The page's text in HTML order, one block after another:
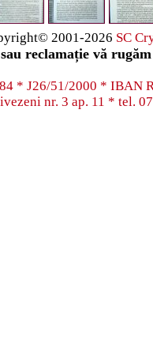
2001-2026 SC
reclamație vă
* J26/51/2000 * IBAN
nr. 3 ap. 11 * tel.